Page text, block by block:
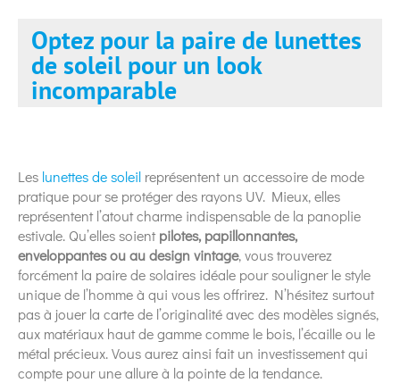
Optez pour la paire de lunettes
de soleil pour un look
incomparable
Les lunettes de soleil représentent un accessoire de mode
pratique pour se protéger des rayons UV. Mieux, elles
représentent l’atout charme indispensable de la panoplie
estivale. Qu’elles soientpilotes, papillonnantes,
enveloppantes ou au design vintage, vous trouverez
forcément la paire de solaires idéale pour souligner le style
unique de l’homme à qui vous les offrirez. N’hésitez surtout
pas à jouer la carte de l’originalité avec des modèles signés,
aux matériaux haut de gamme comme le bois, l’écaille ou le
métal précieux. Vous aurez ainsi fait un investissement qui
compte pour une allure à la pointe de la tendance.